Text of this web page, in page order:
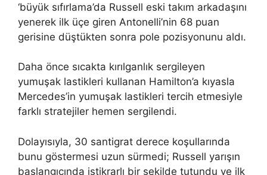
‘büyük sıfırlama’da Russell eski takım arkadaşını
yenerek ilk üçe giren Antonelli’nin 68 puan
gerisine düştükten sonra pole pozisyonunu aldı.
Daha önce sıcakta kırılganlık sergileyen
yumuşak lastikleri kullanan Hamilton’a kıyasla
Mercedes’in yumuşak lastikleri tercih etmesiyle
farklı stratejiler hemen sergilendi.
Dolayısıyla, 30 santigrat derece koşullarında
bunu göstermesi uzun sürmedi; Russell yarışın
başlangıcında istikrarlı bir şekilde tutundu ve ilk